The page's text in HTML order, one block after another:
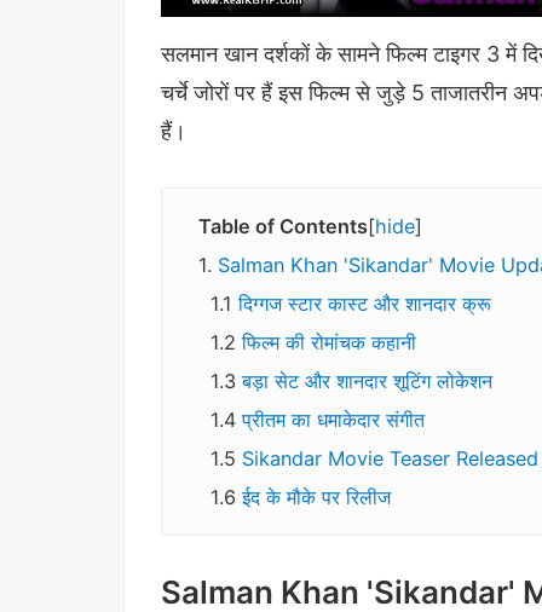
सलमान खान दर्शकों के सामने फिल्म टाइगर 3 में
चर्चे जोरों पर हैं इस फिल्म से जुड़े 5 ताजातरीन
हैं।
Table of Contents hide
Salman Khan 'Sikandar' Movie
दिग्गज स्टार कास्ट और शानदार क्रू
फिल्म की रोमांचक कहानी
बड़ा सेट और शानदार शूटिंग लोकेशन
प्रीतम का धमाकेदार संगीत
Sikandar Movie Teaser Released
ईद के मौके पर रिलीज
Salman Khan 'Sikandar'